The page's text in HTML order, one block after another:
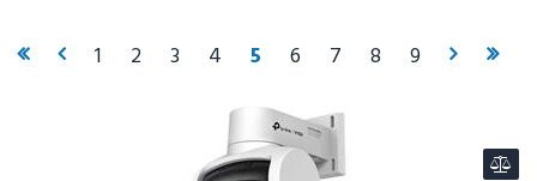
1 752
48x, Sony-Starvis 1/1,9", 0,001L, IR 450m,
stěrač, IP67,PoE
Cena po přihlášení
1 2 3 4 5 6 7 8 9